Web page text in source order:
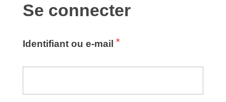
Se connecter
Identifiant ou e-mail *